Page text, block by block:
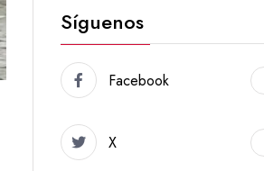
Síguenos
Facebook
X